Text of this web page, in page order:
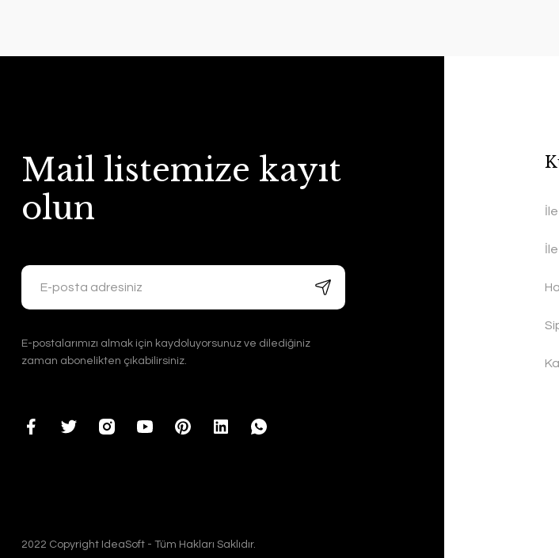
Mail listemize kayıt
olun
E-postalarımızı almak için kaydoluyorsunuz ve dilediğiniz
zaman abonelikten çıkabilirsiniz.
2022 Copyright IdeaSoft - Tüm Hakları Saklıdır.